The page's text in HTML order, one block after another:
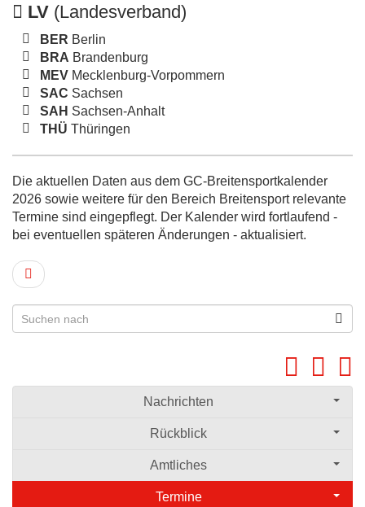
LV (Landesverband)
BER Berlin
BRA Brandenburg
MEV Mecklenburg-Vorpommern
SAC Sachsen
SAH Sachsen-Anhalt
THÜ Thüringen
Die aktuellen Daten aus dem GC-Breitensportkalender
2026 sowie weitere für den Bereich Breitensport relevante
Termine sind eingepflegt. Der Kalender wird fortlaufend -
bei eventuellen späteren Änderungen - aktualisiert.
Nachrichten
Rückblick
Amtliches
Termine